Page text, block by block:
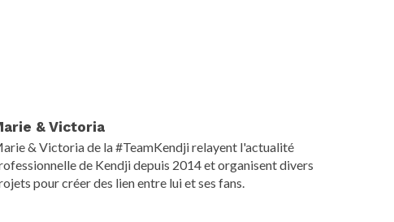
& Victoria
& Victoria de la #TeamKendji relayent l'actualité
de Kendji depuis 2014 et organisent divers
pour créer des lien entre lui et ses fans.